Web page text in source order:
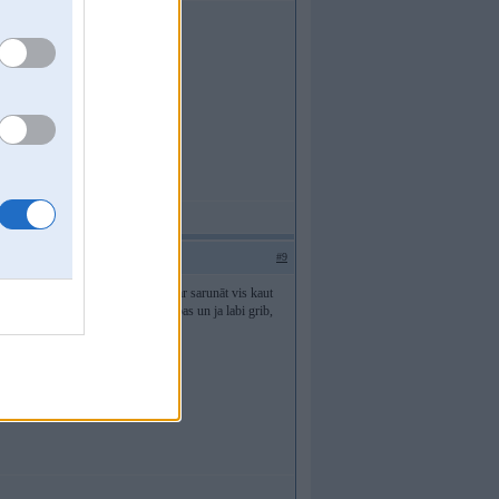
#9
ballīti, ka maz neliekas. Var sarunāt vis kaut
ar gaiseni un visādas izdarības un ja labi grib,